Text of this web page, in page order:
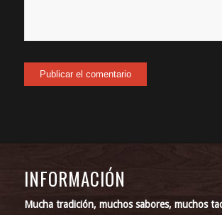
INFORMACIÓN
Mucha tradición, muchos sabores, muchos